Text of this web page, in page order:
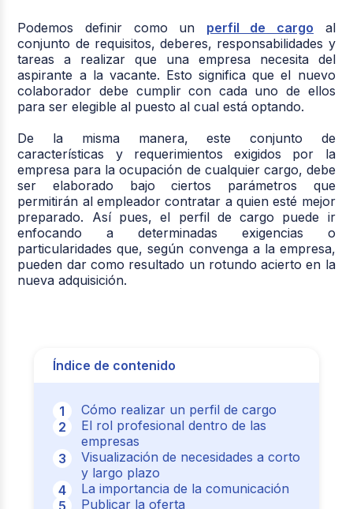
Podemos definir como un perfil de cargo al
conjunto de requisitos, deberes, responsabilidades y
tareas a realizar que una empresa necesita del
aspirante a la vacante. Esto significa que el nuevo
colaborador debe cumplir con cada uno de ellos
para ser elegible al puesto al cual está optando.
De la misma manera, este conjunto de
características y requerimientos exigidos por la
empresa para la ocupación de cualquier cargo, debe
ser elaborado bajo ciertos parámetros que
permitirán al empleador contratar a quien esté mejor
preparado. Así pues, el perfil de cargo puede ir
enfocando a determinadas exigencias o
particularidades que, según convenga a la empresa,
pueden dar como resultado un rotundo acierto en la
nueva adquisición.
Índice de contenido
Cómo realizar un perfil de cargo
El rol profesional dentro de las
empresas
Visualización de necesidades a corto
y largo plazo
La importancia de la comunicación
Publicar la oferta